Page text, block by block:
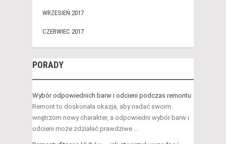
WRZESIEŃ 2017
CZERWIEC 2017
PORADY
Wybór odpowiednich barw i odcieni podczas remontu
Remont to doskonała okazja, aby nadać swoim
wnętrzom nowy charakter, a odpowiedni wybór barw i
odcieni może zdziałać prawdziwe …